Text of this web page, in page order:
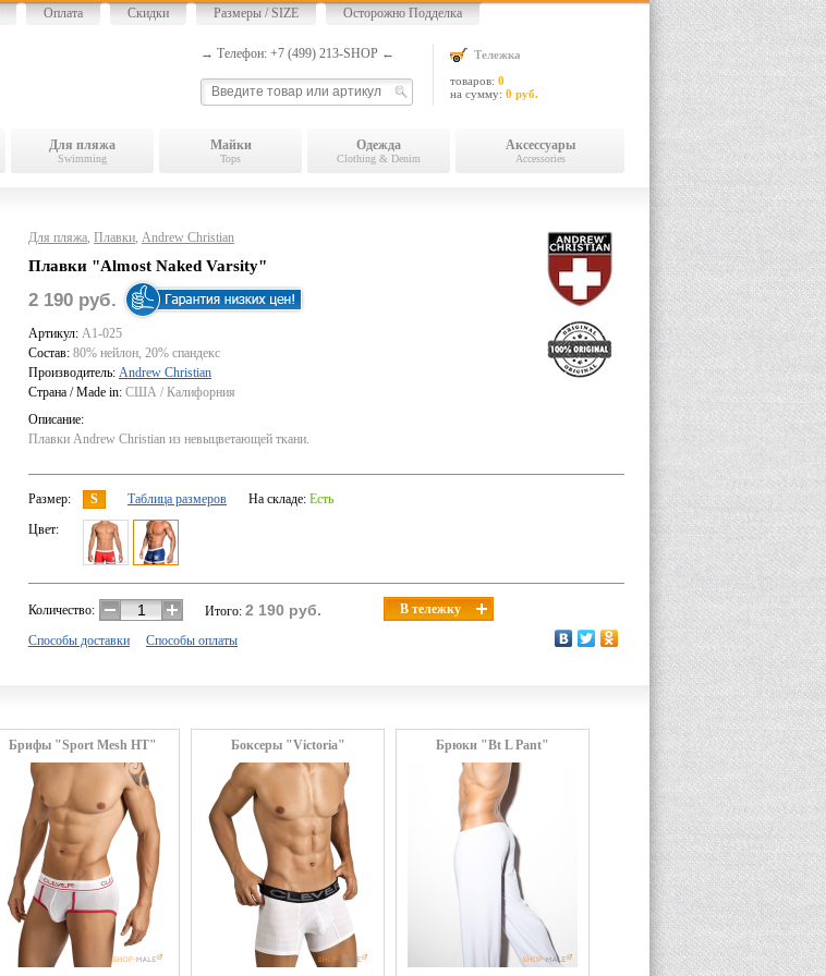
Оплата Скидки Размеры / SIZE Осторожно Подделка
Тележка
товаров: 0
на сумму: 0 руб.
→ Телефон: +7 (499) 213-SHOP ←
Для пляжа
Swimming
Майки
Tops
Одежда
Clothing & Denim
Аксессуары
Accessories
Для пляжа, Плавки, Andrew Christian
Плавки "Almost Naked Varsity"
2 190 руб.
Артикул: A1-025
Состав: 80% нейлон, 20% спандекс
Производитель: Andrew Christian
Страна / Made in: США / Калифорния
Описание:
Плавки Andrew Christian из невыцветающей ткани.
Размер: S Таблица размеров На складе: Есть
Цвет:
Количество: Итого: 2 190 руб. В тележку
Способы доставки Способы оплаты
Брифы "Sport Mesh HT" Боксеры "Victoria" Брюки "Bt L Pant"